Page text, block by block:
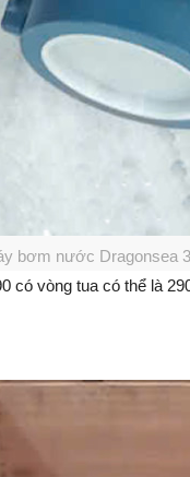
bơm nước Dragonsea
vòng tua có thể là